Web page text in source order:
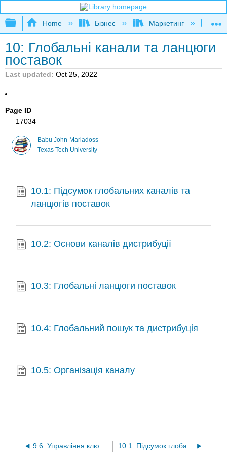
Expand/collapse global hierarchy
Home Бізнес Маркетинг
10: Глобальні канали та ланцюги
поставок
Last updated Oct 25, 2022
Page ID
17034
Babu John-Mariadoss
Texas Tech University
10.1: Підсумок глобальних каналів та
ланцюгів поставок
10.2: Основи каналів дистрибуції
10.3: Глобальні ланцюги поставок
10.4: Глобальний пошук та дистрибуція
10.5: Організація каналу